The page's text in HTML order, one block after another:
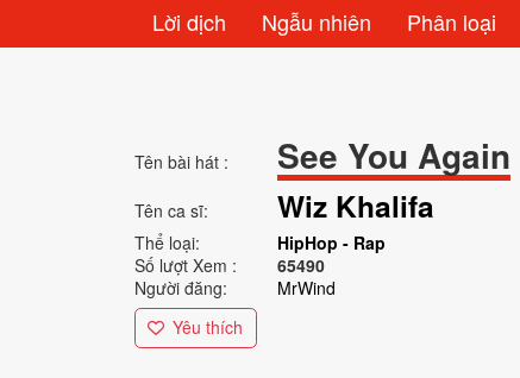
Lời dịch Ngẫu nhiên Phân loại
Tên bài hát : See You Again
Tên ca sĩ: Wiz Khalifa
Thể loại:
HipHop - Rap
Số lượt Xem :
65490
Người đăng:
MrWind
Yêu thích